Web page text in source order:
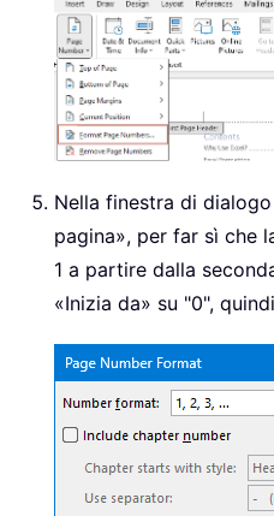
Nella finestra di
pagina», per far sì che
1 a partire dalla
«Inizia da» su "0",